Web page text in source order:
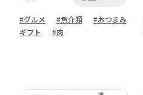
#グルメ #魚介類
#おつまみ
ギフト
#肉